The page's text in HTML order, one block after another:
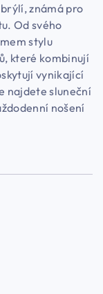
známá pro
Od svého
stylu
které kombinují
vynikající
najdete sluneční
nošení